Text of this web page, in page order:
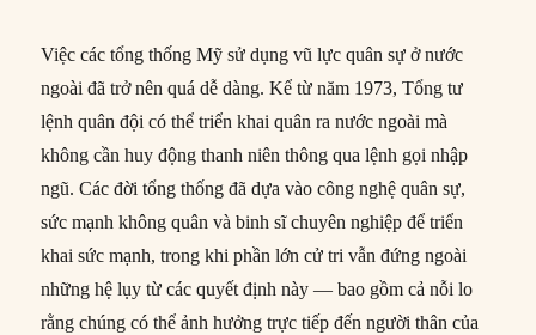
Việc các tổng thống Mỹ sử dụng vũ lực quân sự ở nước
ngoài đã trở nên quá dễ dàng. Kể từ năm 1973, Tổng tư
lệnh quân đội có thể triển khai quân ra nước ngoài mà
không cần huy động thanh niên thông qua lệnh gọi nhập
ngũ. Các đời tổng thống đã dựa vào công nghệ quân sự,
sức mạnh không quân và binh sĩ chuyên nghiệp để triển
khai sức mạnh, trong khi phần lớn cử tri vẫn đứng ngoài
những hệ lụy từ các quyết định này — bao gồm cả nỗi lo
rằng chúng có thể ảnh hưởng trực tiếp đến người thân của